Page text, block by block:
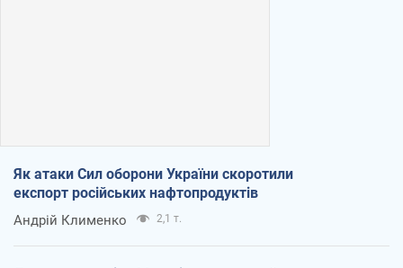
Як атаки Сил оборони України скоротили
експорт російських нафтопродуктів
Андрій Клименко 2,1 т.